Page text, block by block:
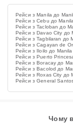
Рейси з Manila до
Рейси з Cebu до Manila
Рейси з Tacloban до
Рейси з Davao City до
Рейси з Tagbilaran до
Рейси з Cagayan de
Рейси з Iloilo до Manila
Рейси з Puerto
Рейси з Boracay до
Рейси з Bacolod до
Рейси з Roxas City до
Рейси з General
Чому